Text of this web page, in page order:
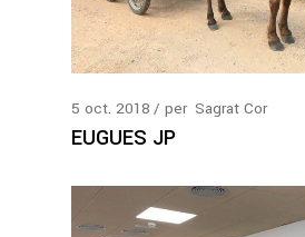
5 oct. 2018 per Sagrat Cor
EUGUES JP